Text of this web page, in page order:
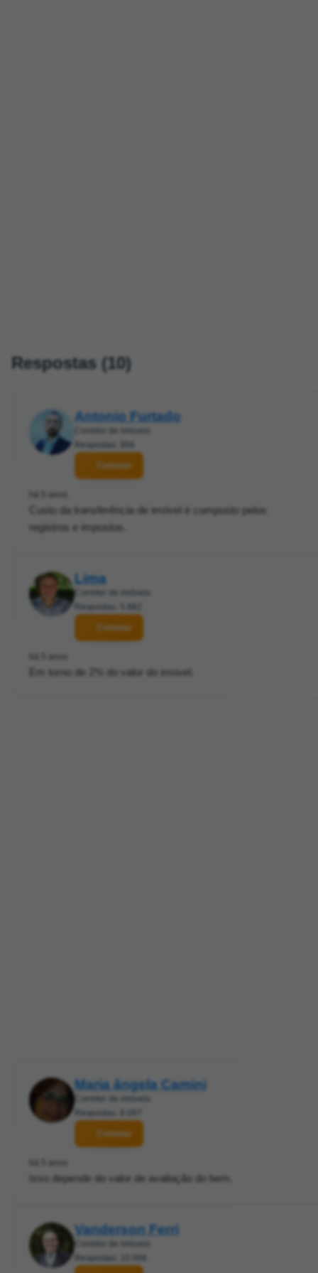
Respostas (10)
Antonio Furtado
Contatar
Custo da transferência de imóvel é composto pelos
registros e impostos.
Lima
Contatar
Em torno de 2% do valor do imovel.
Maria ângela Camini
Contatar
Isso depende do valor de avaliação do bem.
Vanderson Ferri